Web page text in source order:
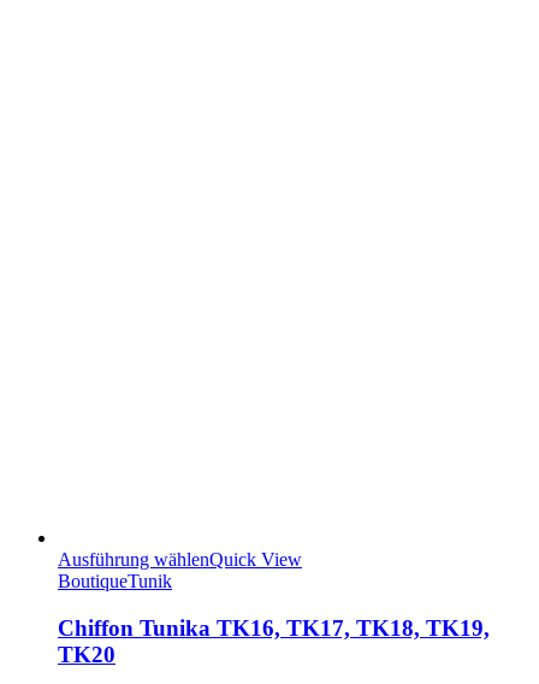
Ausführung wählenQuick View
BoutiqueTunik
Chiffon Tunika TK16, TK17, TK18, TK19,
TK20